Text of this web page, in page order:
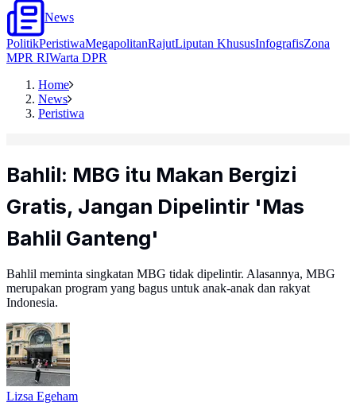
News
PolitikPeristiwaMegapolitanRajutLiputan KhususInfografisZona
MPR RIWarta DPR
Home
News
Peristiwa
Bahlil: MBG itu Makan Bergizi
Gratis, Jangan Dipelintir 'Mas
Bahlil Ganteng'
Bahlil meminta singkatan MBG tidak dipelintir. Alasannya, MBG
merupakan program yang bagus untuk anak-anak dan rakyat
Indonesia.
Lizsa Egeham